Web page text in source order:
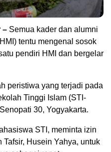
– Semua kader dan alumni
tentu mengenal sosok
pendiri HMI dan bergelar
peristiwa yang terjadi pada
Tinggi Islam (STI-
30, Yogyakarta.
STI, meminta izin
Husein Yahya, untuk